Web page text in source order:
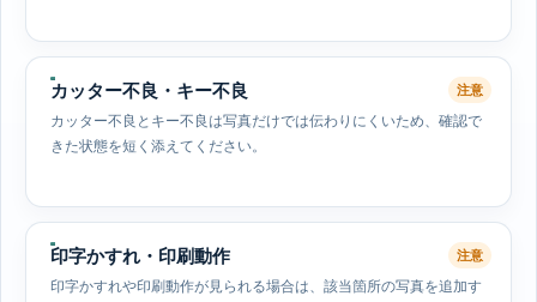
カッター不良・キー不良 注意
カッター不良とキー不良は写真だけでは伝わりにくいため、確認で
きた状態を短く添えてください。
印字かすれ・印刷動作 注意
印字かすれや印刷動作が見られる場合は、該当箇所の写真を追加す